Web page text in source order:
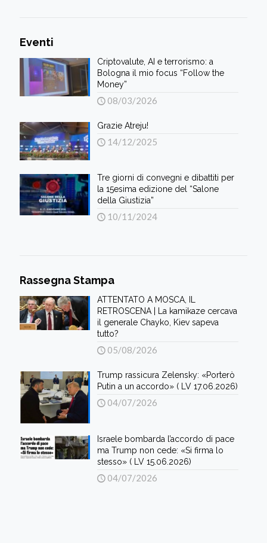
Eventi
Criptovalute, AI e terrorismo: a
Bologna il mio focus “Follow the
Money”
08/03/2026
Grazie Atreju!
14/12/2025
Tre giorni di convegni e dibattiti per
la 15esima edizione del “Salone
della Giustizia”
10/11/2024
Rassegna Stampa
ATTENTATO A MOSCA, IL
RETROSCENA | La kamikaze cercava
il generale Chayko, Kiev sapeva
tutto?
05/08/2026
Trump rassicura Zelensky: «Porterò
Putin a un accordo» ( LV 17.06.2026)
04/07/2026
Israele bombarda l’accordo di pace
ma Trump non cede: «Si firma lo
stesso» ( LV 15.06.2026)
04/07/2026